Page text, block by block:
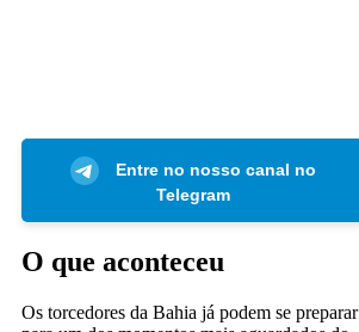
Entre no nosso canal no
Telegram
O que aconteceu
Os torcedores da Bahia já podem se preparar